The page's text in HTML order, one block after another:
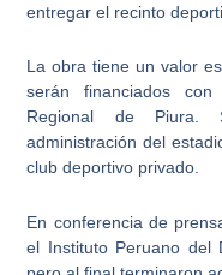
entregar el recinto
La obra tiene un valor
serán financiados con
Regional de Piura .
administración del
club deportivo privado.
En conferencia de
el Instituto Peruano del